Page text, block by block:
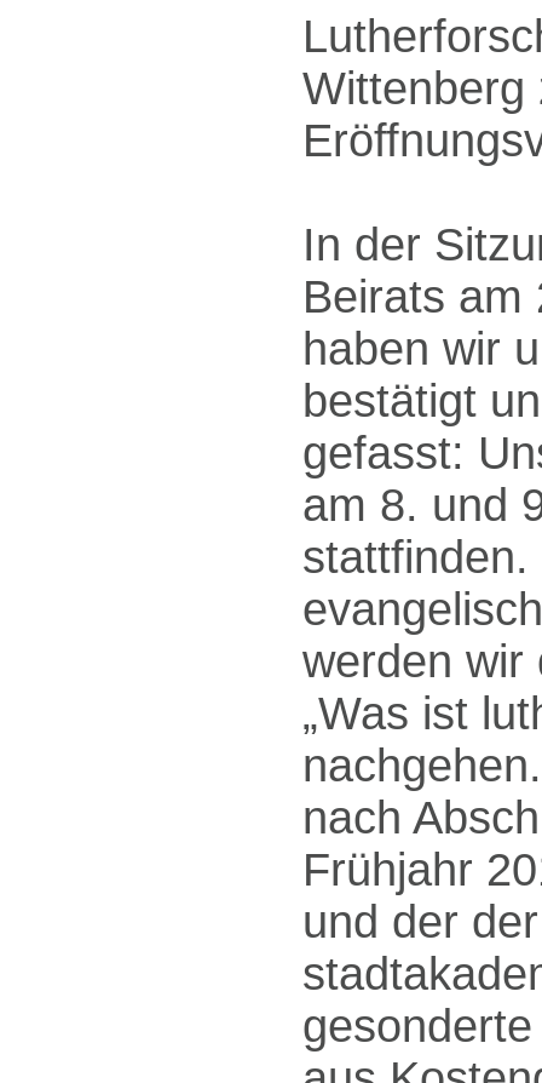
Wittenberg
In der
Beirats am
haben wir
bestätigt
gefasst:
am 8. und
werden wir
„Was ist
nach
Frühjahr
und der